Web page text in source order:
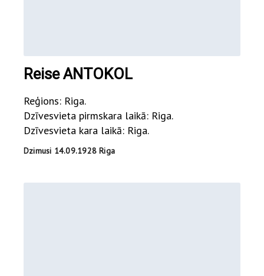
Reise ANTOKOL
Reģions: Riga.
Dzīvesvieta pirmskara laikā: Riga.
Dzīvesvieta kara laikā: Riga.
Dzimusi 14.09.1928 Riga